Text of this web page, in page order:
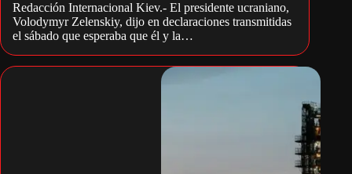
Redacción Internacional Kiev.- El presidente ucraniano,
Volodymyr Zelenskiy, dijo en declaraciones transmitidas
el sábado que esperaba que él y la…